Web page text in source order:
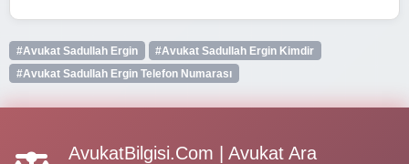
#Avukat Sadullah Ergin
#Avukat Sadullah Ergin Kimdir
#Avukat Sadullah Ergin Telefon Numarası
AvukatBilgisi.Com | Avukat Ara